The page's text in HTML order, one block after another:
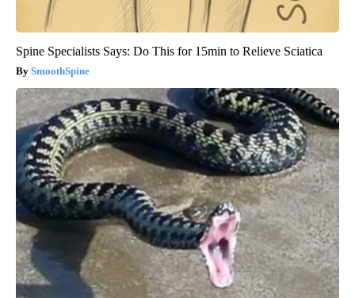
Spine Specialists Says: Do This for 15min to Relieve Sciatica
SmoothSpine